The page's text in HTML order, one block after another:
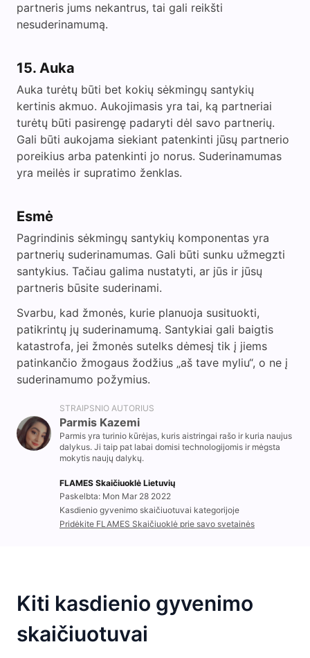
partneris jums nekantrus, tai gali reikšti
nesuderinamumą.
15. Auka
Auka turėtų būti bet kokių sėkmingų santykių
kertinis akmuo. Aukojimasis yra tai, ką partneriai
turėtų būti pasirengę padaryti dėl savo partnerių.
Gali būti aukojama siekiant patenkinti jūsų partnerio
poreikius arba patenkinti jo norus. Suderinamumas
yra meilės ir supratimo ženklas.
Esmė
Pagrindinis sėkmingų santykių komponentas yra
partnerių suderinamumas. Gali būti sunku užmegzti
santykius. Tačiau galima nustatyti, ar jūs ir jūsų
partneris būsite suderinami.
Svarbu, kad žmonės, kurie planuoja susituokti,
patikrintų jų suderinamumą. Santykiai gali baigtis
katastrofa, jei žmonės sutelks dėmesį tik į jiems
patinkančio žmogaus žodžius „aš tave myliu“, o ne į
suderinamumo požymius.
STRAIPSNIO AUTORIUS
Parmis Kazemi
Parmis yra turinio kūrėjas, kuris aistringai rašo ir kuria naujus
dalykus. Ji taip pat labai domisi technologijomis ir mėgsta
mokytis naujų dalykų.
FLAMES Skaičiuoklė Lietuvių
Paskelbta: Mon Mar 28 2022
Kasdienio gyvenimo skaičiuotuvai kategorijoje
Pridėkite FLAMES Skaičiuoklė prie savo svetainės
Kiti kasdienio gyvenimo
skaičiuotuvai